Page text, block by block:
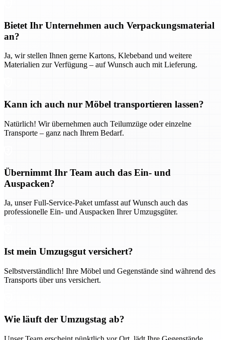
Bietet Ihr Unternehmen auch Verpackungsmaterial
an?
Ja, wir stellen Ihnen gerne Kartons, Klebeband und weitere
Materialien zur Verfügung – auf Wunsch auch mit Lieferung.
Kann ich auch nur Möbel transportieren lassen?
Natürlich! Wir übernehmen auch Teilumzüge oder einzelne
Transporte – ganz nach Ihrem Bedarf.
Übernimmt Ihr Team auch das Ein- und
Auspacken?
Ja, unser Full-Service-Paket umfasst auf Wunsch auch das
professionelle Ein- und Auspacken Ihrer Umzugsgüter.
Ist mein Umzugsgut versichert?
Selbstverständlich! Ihre Möbel und Gegenstände sind während des
Transports über uns versichert.
Wie läuft der Umzugstag ab?